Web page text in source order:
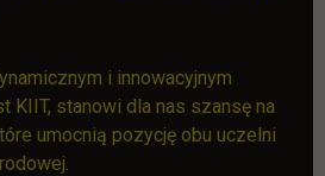
i innowacyjnym
KIIT, stanowi dla nas szansę na
umocnią pozycję obu uczelni